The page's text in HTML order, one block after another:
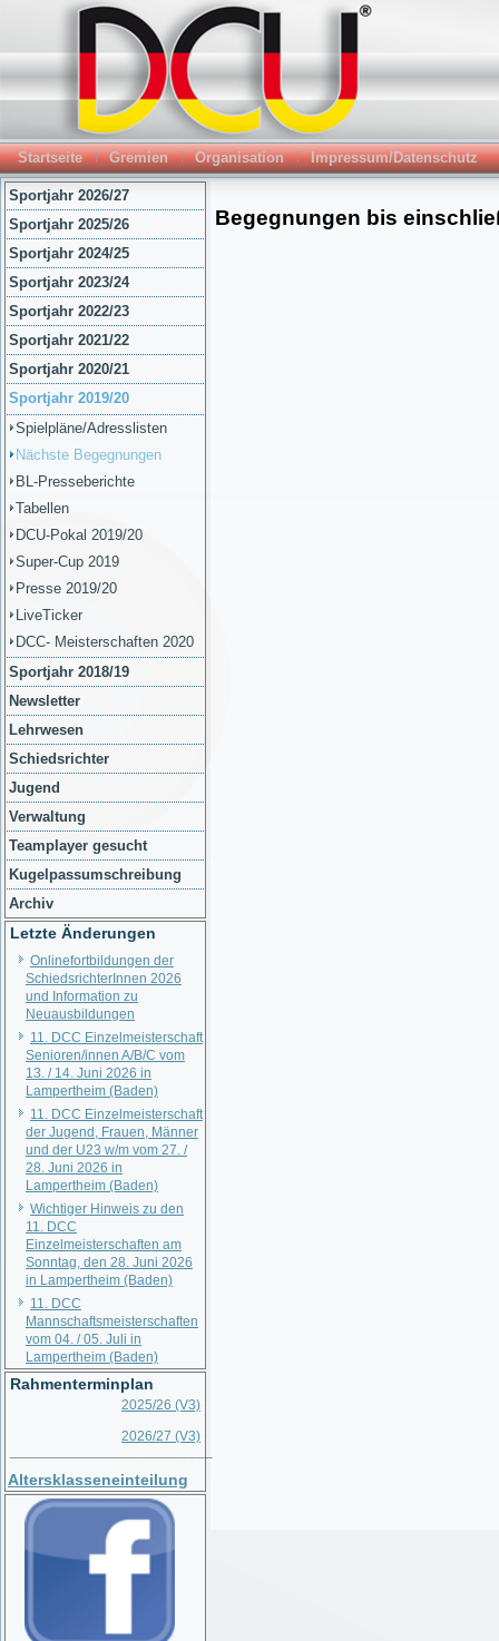
Startseite Gremien Organisation Impressum/Datenschutz
Sportjahr 2026/27
Sportjahr 2025/26
Sportjahr 2024/25
Sportjahr 2023/24
Sportjahr 2022/23
Sportjahr 2021/22
Sportjahr 2020/21
Sportjahr 2019/20
Spielpläne/Adresslisten
Nächste Begegnungen
BL-Presseberichte
Tabellen
DCU-Pokal 2019/20
Super-Cup 2019
Presse 2019/20
LiveTicker
DCC- Meisterschaften 2020
Sportjahr 2018/19
Newsletter
Lehrwesen
Schiedsrichter
Jugend
Verwaltung
Teamplayer gesucht
Kugelpassumschreibung
Archiv
Letzte Änderungen
Onlinefortbildungen der
SchiedsrichterInnen 2026
und Information zu
Neuausbildungen
11. DCC Einzelmeisterschaft
Senioren/innen A/B/C vom
13. / 14. Juni 2026 in
Lampertheim (Baden)
11. DCC Einzelmeisterschaft
der Jugend, Frauen, Männer
und der U23 w/m vom 27. /
28. Juni 2026 in
Lampertheim (Baden)
Wichtiger Hinweis zu den
11. DCC
Einzelmeisterschaften am
Sonntag, den 28. Juni 2026
in Lampertheim (Baden)
11. DCC
Mannschaftsmeisterschaften
vom 04. / 05. Juli in
Lampertheim (Baden)
Rahmenterminplan
2025/26 (V3)
2026/27 (V3)
Altersklasseneinteilung